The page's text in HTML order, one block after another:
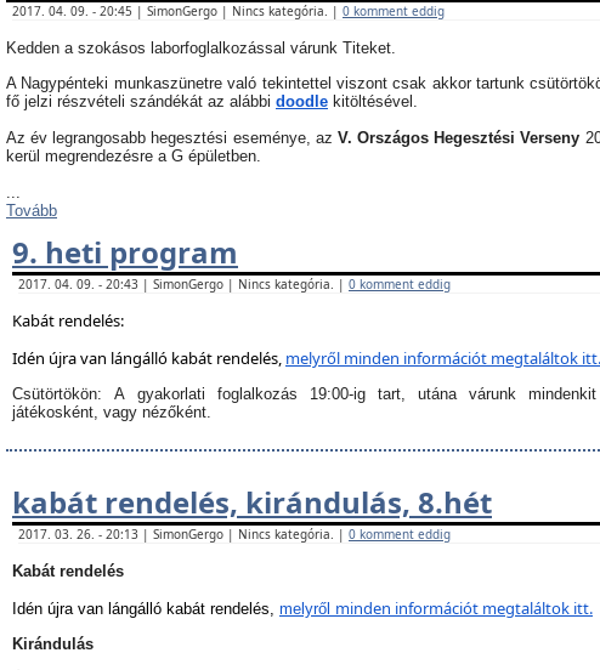
2017. 04. 09. - 20:45 | SimonGergo | Nincs kategória. | 0 komment eddig
Kedden a szokásos laborfoglalkozással várunk Titeket.
A Nagypénteki munkaszünetre való tekintettel viszont csak akkor tartunk
fő jelzi részvételi szándékát az alábbi doodle kitöltésével.
Az év legrangosabb hegesztési eseménye, az V. Országos Hegesztési Verseny
kerül megrendezésre a G épületben.
...
Tovább
9. heti program
2017. 04. 09. - 20:43 | SimonGergo | Nincs kategória. | 0 komment eddig
Kabát rendelés:
Idén újra van lángálló kabát rendelés, melyről minden információt megtaláltok itt.
Csütörtökön: A gyakorlati foglalkozás 19:00-ig tart, utána várunk
játékosként, vagy nézőként.
kabát rendelés, kirándulás, 8.hét
2017. 03. 26. - 20:13 | SimonGergo | Nincs kategória. | 0 komment eddig
Kabát rendelés
Idén újra van lángálló kabát rendelés, melyről minden információt megtaláltok itt.
Kirándulás